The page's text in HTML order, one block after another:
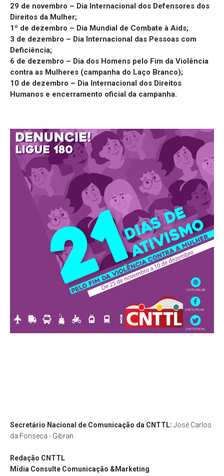
29 de novembro – Dia Internacional dos Defensores dos
Direitos da Mulher;
1º de dezembro – Dia Mundial de Combate à Aids;
3 de dezembro – Dia Internacional das Pessoas com
Deficiência;
6 de dezembro – Dia dos Homens pelo Fim da Violência
contra as Mulheres (campanha do Laço Branco);
10 de dezembro – Dia Internacional dos Direitos
Humanos e encerramento oficial da campanha.
Secretário Nacional de Comunicação da CNTTL: José Carlos
da Fonseca - Gibran
Redação CNTTL
Mídia Consulte Comunicação &Marketing